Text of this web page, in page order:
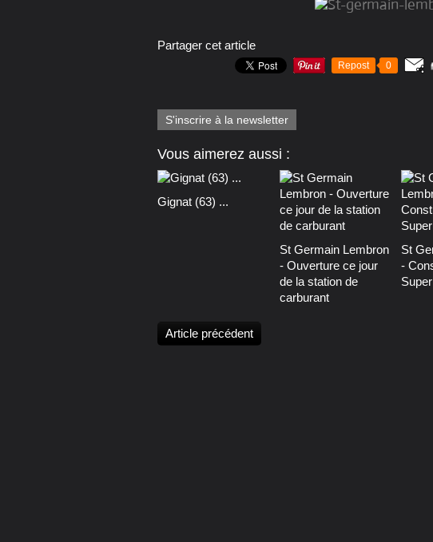
Partager cet article
Repost 0
S'inscrire à la newsletter
Vous aimerez aussi :
Gignat (63) ...
St Germain Lembron
- Ouverture ce jour
de la station de
carburant
St
-
Article précédent